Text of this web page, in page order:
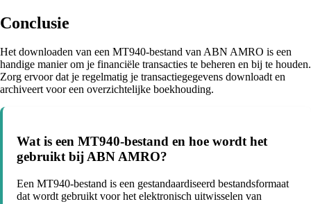
Conclusie
Het downloaden van een MT940-bestand van ABN AMRO is een
handige manier om je financiële transacties te beheren en bij te houden.
Zorg ervoor dat je regelmatig je transactiegegevens downloadt en
archiveert voor een overzichtelijke boekhouding.
Wat is een MT940-bestand en hoe wordt het
gebruikt bij ABN AMRO?
Een MT940-bestand is een gestandaardiseerd bestandsformaat
dat wordt gebruikt voor het elektronisch uitwisselen van